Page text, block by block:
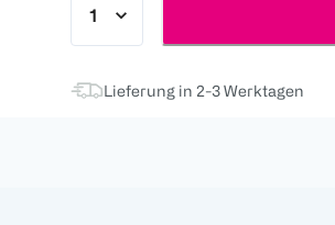
Lieferung in 2-3 Werktagen